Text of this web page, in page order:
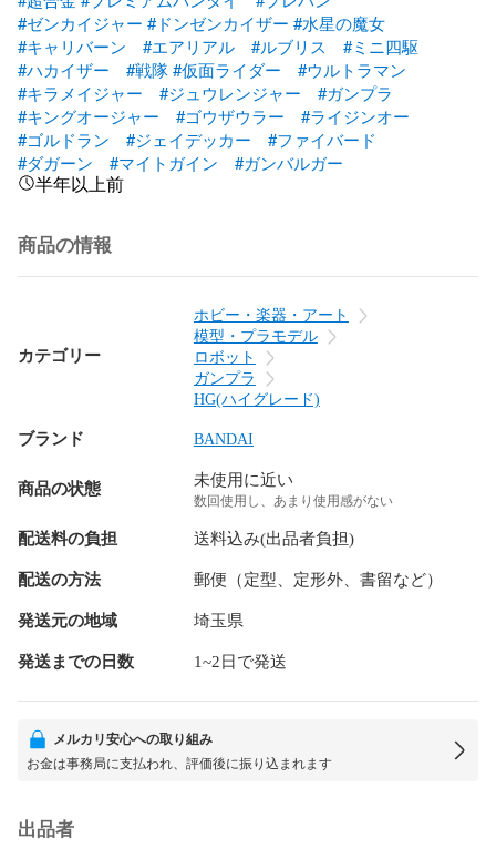
#ゼンカイジャー #ドンゼンカイザー #水星の魔女
#キャリバーン
#エアリアル #ルブリス
#ミニ四駆
#ハカイザー
#戦隊#仮面ライダー
#ウルトラマン
#キラメイジャー
#ジュウレンジャー
#ガンプラ
#キングオージャー
#ゴウザウラー
#ライジンオー
#ゴルドラン
#ジェイデッカー
#ファイバード
#ダガーン
#マイトガイン #ガンバルガー
半年以上前
商品の情報
カテゴリー
ホビー・楽器・アート
模型・プラモデル
ロボット
ガンプラ
HG(ハイグレード)
ブランド BANDAI
商品の状態 未使用に近い
数回使用し、あまり使用感がない
配送料の負担 送料込み(出品者負担)
配送の方法 郵便（定型、定形外、書留など）
発送元の地域 埼玉県
発送までの日数 1~2日で発送
メルカリ安心への取り組み
お金は事務局に支払われ、評価後に振り込まれます
出品者